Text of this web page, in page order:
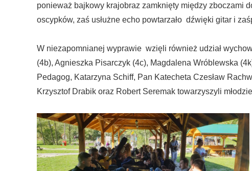
ponieważ bajkowy krajobraz zamknięty między zboczami
oscypków, zaś usłużne echo powtarzało dźwięki gitar i
W niezapomnianej wyprawie wzięli również udział
(4b), Agnieszka Pisarczyk (4c), Magdalena Wróblewska
Pedagog, Katarzyna Schiff, Pan Katecheta Czesław
Krzysztof Drabik oraz Robert Seremak towarzyszyli